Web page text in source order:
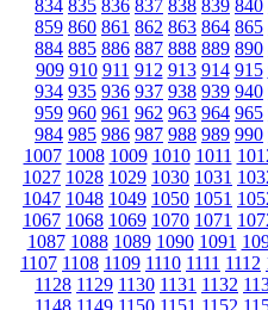
834 835 836 837 838 839 840
859 860 861 862 863 864 865
884 885 886 887 888 889 890
909 910 911 912 913 914 915
934 935 936 937 938 939 940
959 960 961 962 963 964 965
984 985 986 987 988 989 990
1007 1008 1009 1010 1011
1027 1028 1029 1030 1031
1047 1048 1049 1050 1051
1067 1068 1069 1070 1071
1087 1088 1089 1090 1091
1107 1108 1109 1110 1111 1112
1128 1129 1130 1131 1132
1148 1149 1150 1151 1152